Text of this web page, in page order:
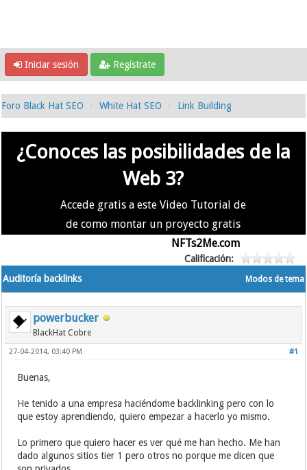
Iniciar sesión Regístrate
Foro Black Hat SEO White Hat SEO Link Building
¿Conoces las posibilidades de la
Web 3?
Accede gratis a este Video Tutorial de
de como montar un proyecto gratis
NFTs2Me.com
Calificación:
Modos de tema
Auditoría backlinks
powerbucker
BlackHat Cobre
#1
27-04-2014, 03:40 PM
Buenas,
He tenido a una empresa haciéndome backlinking pero con lo
que estoy aprendiendo, quiero empezar a hacerlo yo mismo.
Lo primero que quiero hacer es ver qué me han hecho. Me han
dado algunos sitios tier 1 pero otros no porque me dicen que